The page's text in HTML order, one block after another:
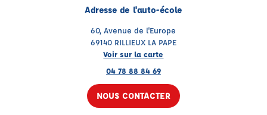
Adresse de l'auto-école
60, Avenue de l'Europe
69140 RILLIEUX LA PAPE
Voir sur la carte
04 78 88 84 69
NOUS CONTACTER